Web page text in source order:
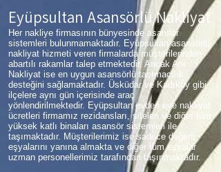
Eyüpsultan Asansörlü Nakliyat
Her nakliye firmasının bünyesinde asansör
sistemleri bulunmamaktadır. Eyüpsultan asansörlü
nakliyat hizmeti veren firmalarda müşterilerinden
abartılı rakamlar talep etmektedir. Ancak Anı
Nakliyat ise en uygun asansörlü taşımacılık
desteğini sağlamaktadır. Üsküdar ve Kadıköy gibi
ilçelere aynı gün içerisinde araç
yönlendirilmektedir. Eyüpsultan evden eve nakliyat
ücretleri firmamız rezidansları, siteleri ve diğer tüm
yüksek katlı binaları asansör sistemleri ile
taşımaktadır. Müşterilerimiz ise sadece değerli
eşyalarını yanına almakta ve diğer tüm eşyalar
uzman personellerimiz tarafından taşınmaktadır.